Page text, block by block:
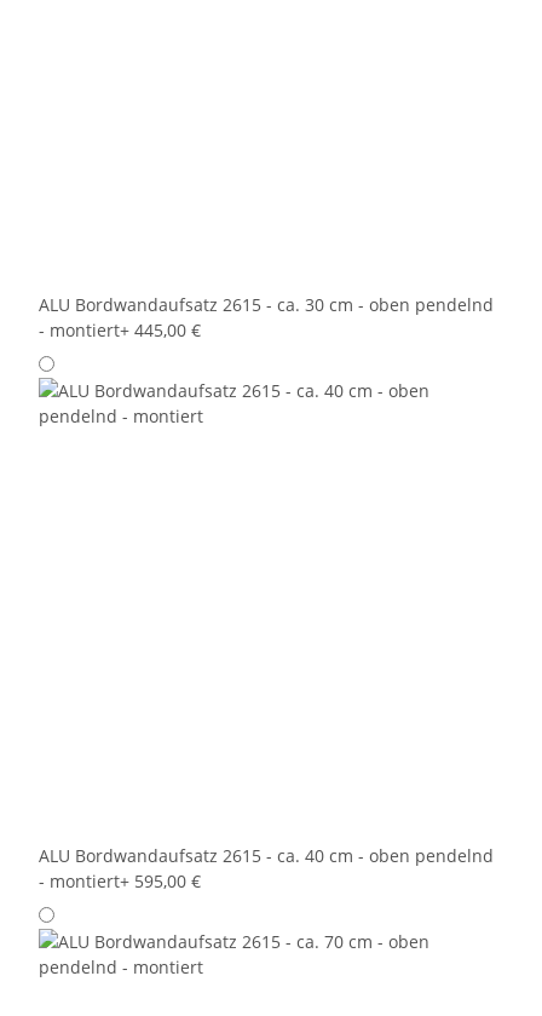
ALU Bordwandaufsatz 2615 - ca. 30 cm - oben pendelnd
- montiert+ 445,00 €
ALU Bordwandaufsatz 2615 - ca. 40 cm - oben pendelnd
- montiert+ 595,00 €